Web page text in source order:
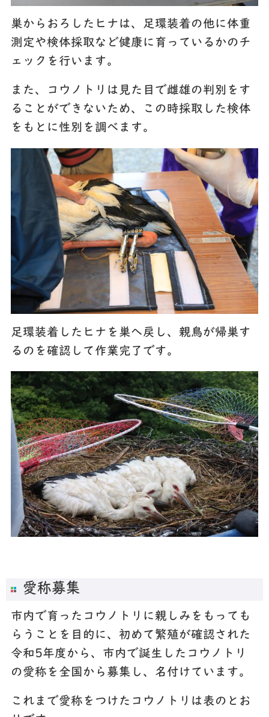
巣からおろしたヒナは、足環装着の他に体重
測定や検体採取など健康に育っているかのチ
ェックを行います。
また、コウノトリは見た目で雌雄の判別をす
ることができないため、この時採取した検体
をもとに性別を調べます。
足環装着したヒナを巣へ戻し、親鳥が帰巣す
るのを確認して作業完了です。
愛称募集
市内で育ったコウノトリに親しみをもっても
らうことを目的に、初めて繁殖が確認された
令和5年度から、市内で誕生したコウノトリ
の愛称を全国から募集し、名付けています。
これまで愛称をつけたコウノトリは表のとお